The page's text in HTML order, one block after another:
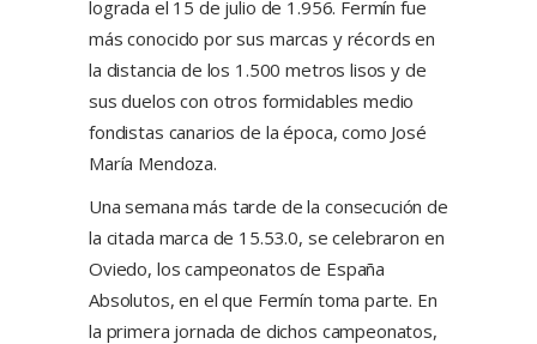
lograda el 15 de julio de 1.956. Fermín fue
más conocido por sus marcas y récords en
la distancia de los 1.500 metros lisos y de
sus duelos con otros formidables medio
fondistas canarios de la época, como José
María Mendoza.
Una semana más tarde de la consecución de
la citada marca de 15.53.0, se celebraron en
Oviedo, los campeonatos de España
Absolutos, en el que Fermín toma parte. En
la primera jornada de dichos campeonatos,